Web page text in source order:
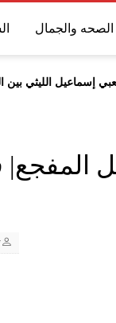
الصحه والجمال
إسماعيل الليثي بين